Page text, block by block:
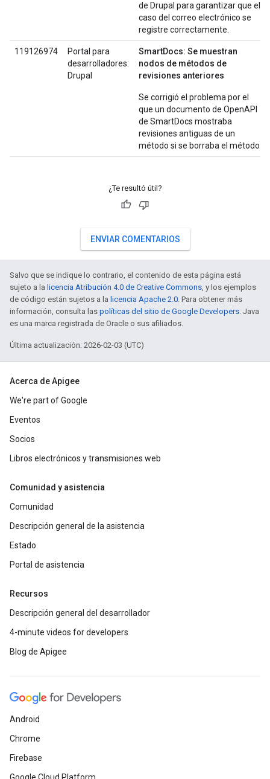
de Drupal para garantizar que el
caso del correo electrónico se
registre correctamente.
119126974
Portal para
desarrolladores:
Drupal
SmartDocs: Se muestran
nodos de métodos de
revisiones anteriores
Se corrigió el problema por el
que un documento de OpenAPI
de SmartDocs mostraba
revisiones antiguas de un
método si se borraba el método.
¿Te resultó útil?
ENVIAR COMENTARIOS
Salvo que se indique lo contrario, el contenido de esta página está
sujeto a la licencia Atribución 4.0 de Creative Commons, y los ejemplos
de código están sujetos a la licencia Apache 2.0. Para obtener más
información, consulta las políticas del sitio de Google Developers. Java
es una marca registrada de Oracle o sus afiliados.
Última actualización: 2026-02-03 (UTC)
Acerca de Apigee
We're part of Google
Eventos
Socios
Libros electrónicos y transmisiones web
Comunidad y asistencia
Comunidad
Descripción general de la asistencia
Estado
Portal de asistencia
Recursos
Descripción general del desarrollador
4-minute videos for developers
Blog de Apigee
Android
Chrome
Firebase